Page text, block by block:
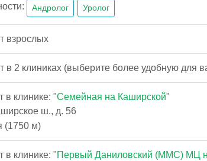
Андролог Уролог
взрослых
в 2 клиниках (выберите более удобную для
в клинике: "Семейная на Каширской"
ш., д. 56
(1750 м)
в клинике: "Первый Даниловский (ММС) МЦ